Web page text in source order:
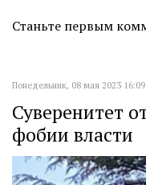
Станьте первым
Понедельник, 08 мая 2023 16:09
Суверенитет
фобии власти